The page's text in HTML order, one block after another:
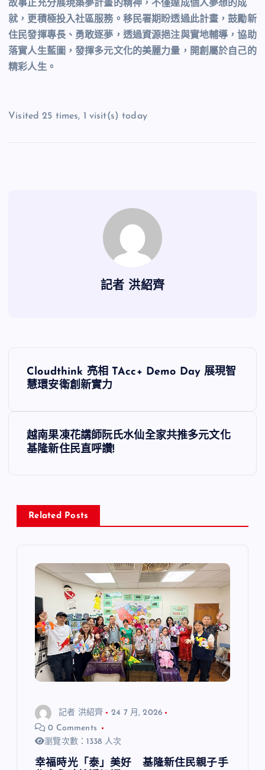
故事正充分展現築夢計畫的精神，不僅達成個人夢想的成
就，更積極投入社區服務。移民署期盼透過此計畫，鼓勵新
住民發揮專長、勇敢逐夢，透過資源挹注與實地輔導，協助
落實人生藍圖，發揮多元文化的美麗力量，開創屬於自己的
精彩人生。
Visited 25 times, 1 visit(s) today
記者 洪紹齊
文
章
覽
Cloudthink 亮相 TAcc+ Demo Day 展現智
慧環安衛創新實力
越南果凍花講師阮氏水仙全家共推多元文化
基隆新住民直呼讚!
Related Posts
記者 洪紹齊
24 7 月, 2026
0 Comments
瀏覽次數：1338 人次
幸福時光「泰」美好 基隆新住民親子手